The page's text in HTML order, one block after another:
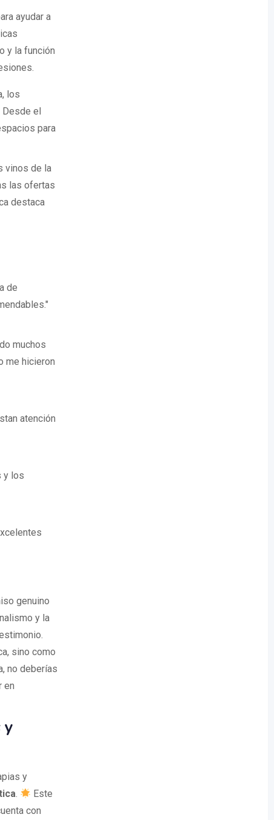
ayudar a
y la función
los
Desde el
para
vinos de la
las ofertas
destaca
de
muchos
me hicieron
atención
y los
genuino
y la
sino como
no deberías
en
y
y
.
Este
con